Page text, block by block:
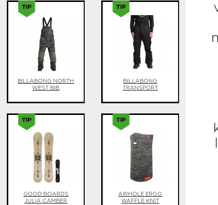
BILLABONG NORTH
WEST BIB
BILLABONG
TRANSPORT
GOOD BOARDS
JULIA CAMBER
AIRHOLE ERGO
WAFFLE KNIT